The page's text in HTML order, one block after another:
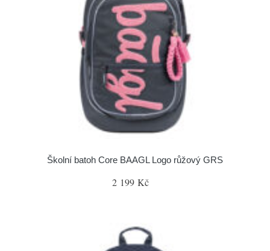
Školní batoh Core BAAGL Logo růžový GRS
2 199 Kč